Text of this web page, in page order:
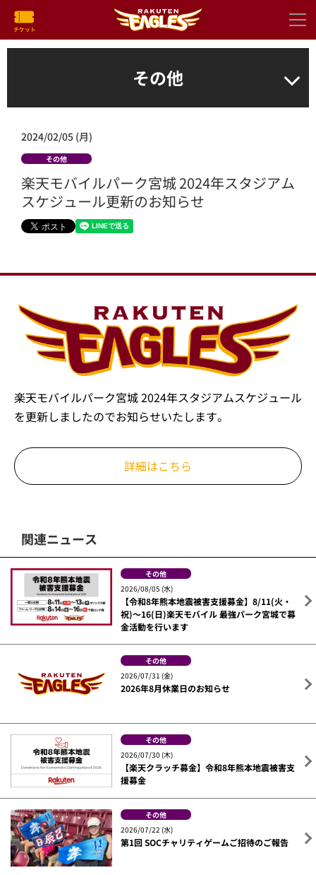
その他
2024/02/05 (月)
その他
楽天モバイルパーク宮城 2024年スタジアム
スケジュール更新のお知らせ
楽天モバイルパーク宮城 2024年スタジアムスケジュール
を更新しましたのでお知らせいたします。
詳細はこちら
関連ニュース
その他
2026/08/05 (水)
【令和8年熊本地震被害支援募金】8/11(火・
祝)～16(日)楽天モバイル 最強パーク宮城で募
金活動を行います
その他
2026/07/31 (金)
2026年8月休業日のお知らせ
その他
2026/07/30 (木)
【楽天クラッチ募金】令和8年熊本地震被害支
援募金
その他
2026/07/22 (水)
第1回 SOCチャリティゲームご招待のご報告